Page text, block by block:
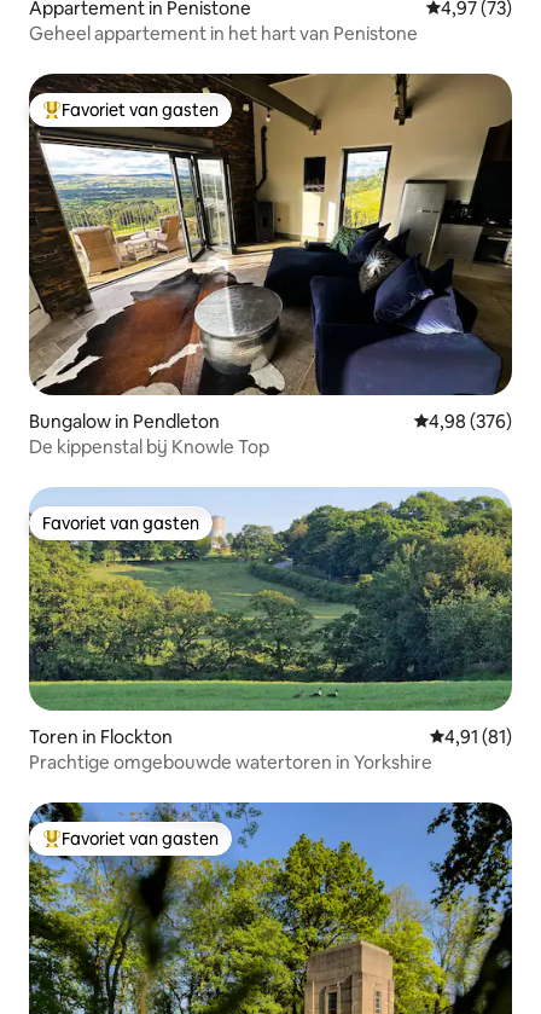
Appartement in Penistone Gemiddelde
4,97 (73)
Geheel appartement in het hart van Penistone
Topfavoriet van gasten
Favoriet van gasten
Bungalow in Pendleton Gemiddelde
4,98 (376)
De kippenstal bij Knowle Top
Favoriet van gasten
Favoriet van gasten
Toren in Flockton Gemiddelde
4,91 (81)
Prachtige omgebouwde watertoren in Yorkshire
Topfavoriet van gasten
Favoriet van gasten